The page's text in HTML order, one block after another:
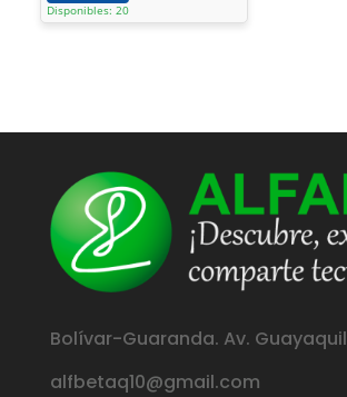
Disponibles: 20
Bolívar-Guaranda. Av. Guayaquil
alfbetaq10@gmail.com